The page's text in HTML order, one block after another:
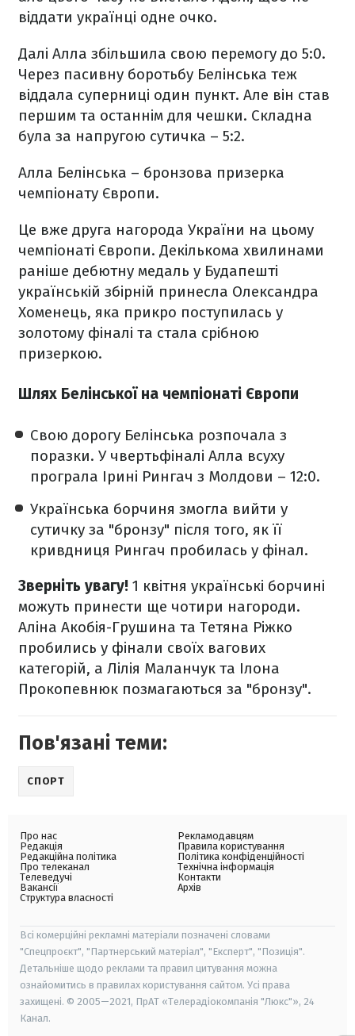
віддати українці одне очко.
Далі Алла збільшила свою перемогу до 5:0.
Через пасивну боротьбу Белінська теж
віддала суперниці один пункт. Але він став
першим та останнім для чешки. Складна
була за напругою сутичка – 5:2.
Алла Белінська – бронзова призерка
чемпіонату Європи.
Це вже друга нагорода України на цьому
чемпіонаті Європи. Декількома хвилинами
раніше дебютну медаль у Будапешті
українській збірній принесла Олександра
Хоменець, яка прикро поступилась у
золотому фіналі та стала срібною
призеркою.
Шлях Белінської на чемпіонаті Європи
Свою дорогу Белінська розпочала з
поразки. У чвертьфіналі Алла всуху
програла Ірині Рингач з Молдови – 12:0.
Українська борчиня змогла вийти у
сутичку за "бронзу" після того, як її
кривдниця Рингач пробилась у фінал.
Зверніть увагу! 1 квітня українські борчині
можуть принести ще чотири нагороди.
Аліна Акобія-Грушина та Тетяна Ріжко
пробились у фінали своїх вагових
категорій, а Лілія Маланчук та Ілона
Прокопевнюк позмагаються за "бронзу".
Пов'язані теми:
СПОРТ
Про нас
Редакція
Редакційна політика
Про телеканал
Телеведучі
Вакансії
Структура власності
Рекламодавцям
Правила користування
Політика конфіденційності
Технічна інформація
Контакти
Архів
Всі комерційні рекламні матеріали позначені словами
"Спецпроєкт", "Партнерський матеріал", "Експерт", "Позиція".
Детальніше щодо реклами та правил цитування можна
ознайомитись в правилах користування сайтом. Усі права
захищені. © 2005—2021, ПрАТ «Телерадіокомпанія "Люкс"», 24
Канал.